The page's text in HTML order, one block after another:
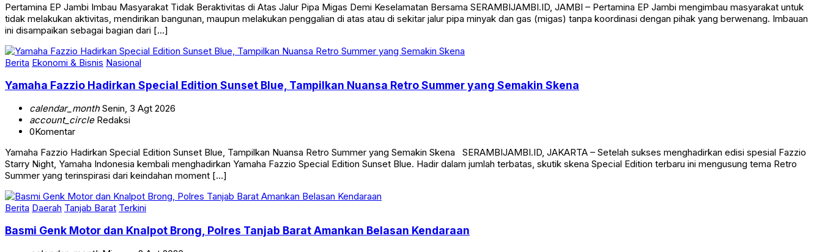
Pertamina EP Jambi Imbau Masyarakat Tidak Beraktivitas di Atas Jalur Pipa Migas Demi Keselamatan Bersama SERAMBIJAMBI.ID, JAMBI – Pertamina EP Jambi mengimbau masyarakat untuk
tidak melakukan aktivitas, mendirikan bangunan, maupun melakukan penggalian di atas atau di sekitar jalur pipa minyak dan gas (migas) tanpa koordinasi dengan pihak yang berwenang. Imbauan
ini disampaikan sebagai bagian dari […]
Berita Ekonomi & Bisnis Nasional
Yamaha Fazzio Hadirkan Special Edition Sunset Blue, Tampilkan Nuansa Retro Summer yang Semakin Skena
calendar_monthSenin, 3 Agt 2026
account_circleRedaksi
0Komentar
Yamaha Fazzio Hadirkan Special Edition Sunset Blue, Tampilkan Nuansa Retro Summer yang Semakin Skena SERAMBIJAMBI.ID, JAKARTA – Setelah sukses menghadirkan edisi spesial Fazzio
Starry Night, Yamaha Indonesia kembali menghadirkan Yamaha Fazzio Special Edition Sunset Blue. Hadir dalam jumlah terbatas, skutik skena Special Edition terbaru ini mengusung tema Retro
Summer yang terinspirasi dari keindahan moment […]
Berita Daerah Tanjab Barat Terkini
Basmi Genk Motor dan Knalpot Brong, Polres Tanjab Barat Amankan Belasan Kendaraan